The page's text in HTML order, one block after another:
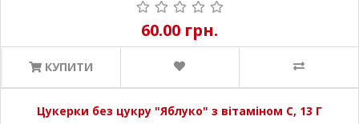
60.00 грн.
КУПИТИ
Цукерки без цукру "Яблуко" з вітаміном С, 13 Г